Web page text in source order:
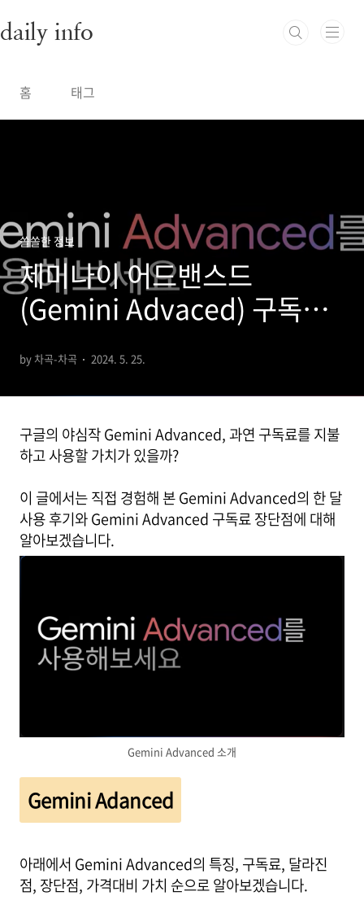
daily info
홈 태그
쏠쏠한 정보
제미나이 어드밴스드
(Gemini Advaced) 구독료
by 차곡-차곡 2024. 5. 25.
구글의 야심작 Gemini Advanced, 과연 구독료를 지불
하고 사용할 가치가 있을까?
이 글에서는 직접 경험해 본 Gemini Advanced의 한 달
사용 후기와 Gemini Advanced 구독료 장단점에 대해
알아보겠습니다.
Gemini Advanced 소개
Gemini Adanced
아래에서 Gemini Advanced의 특징, 구독료, 달라진
점, 장단점, 가격대비 가치 순으로 알아보겠습니다.